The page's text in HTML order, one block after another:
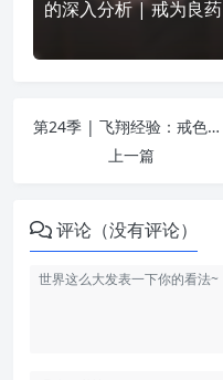
的深入分析 | 戒为良药
第24季 | 飞翔经验：戒色后脱发加重，瘦弱问题补充、脑力下降问题 | 戒为良药
上一篇
评论（没有评论）